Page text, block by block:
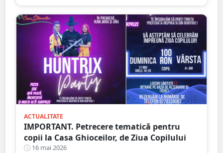
ACTUALITATE
IMPORTANT. Petrecere tematică pentru
copii la Casa Ghioceilor, de Ziua Copilului
16 mai 2026